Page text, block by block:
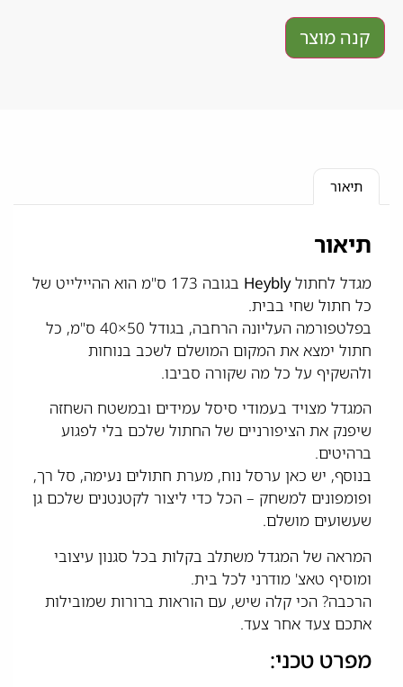
קנה מוצר
תיאור
תיאור
מגדל לחתולHeybly
בגובה 173 ס"מ הוא ההיילייט של
כל חתול שחי בבית.
בפלטפורמה העליונה הרחבה, בגודל 50×40 ס"מ, כל
חתול ימצא את המקום המושלם לשכב בנוחות
ולהשקיף על כל מה שקורה סביבו.
המגדל מצויד בעמודי סיסל עמידים ובמשטח השחזה
שיפנק את הציפורניים של החתול שלכם בלי לפגוע
ברהיטים.
בנוסף, יש כאן ערסל נוח, מערת חתולים נעימה, סל רך,
ופומפונים למשחק – הכל כדי ליצור לקטנטנים שלכם גן
שעשועים מושלם.
המראה של המגדל משתלב בקלות בכל סגנון עיצובי
ומוסיף טאצ' מודרני לכל בית.
הרכבה? הכי קלה שיש, עם הוראות ברורות שמובילות
אתכם צעד אחר צעד.
מפרט טכני: